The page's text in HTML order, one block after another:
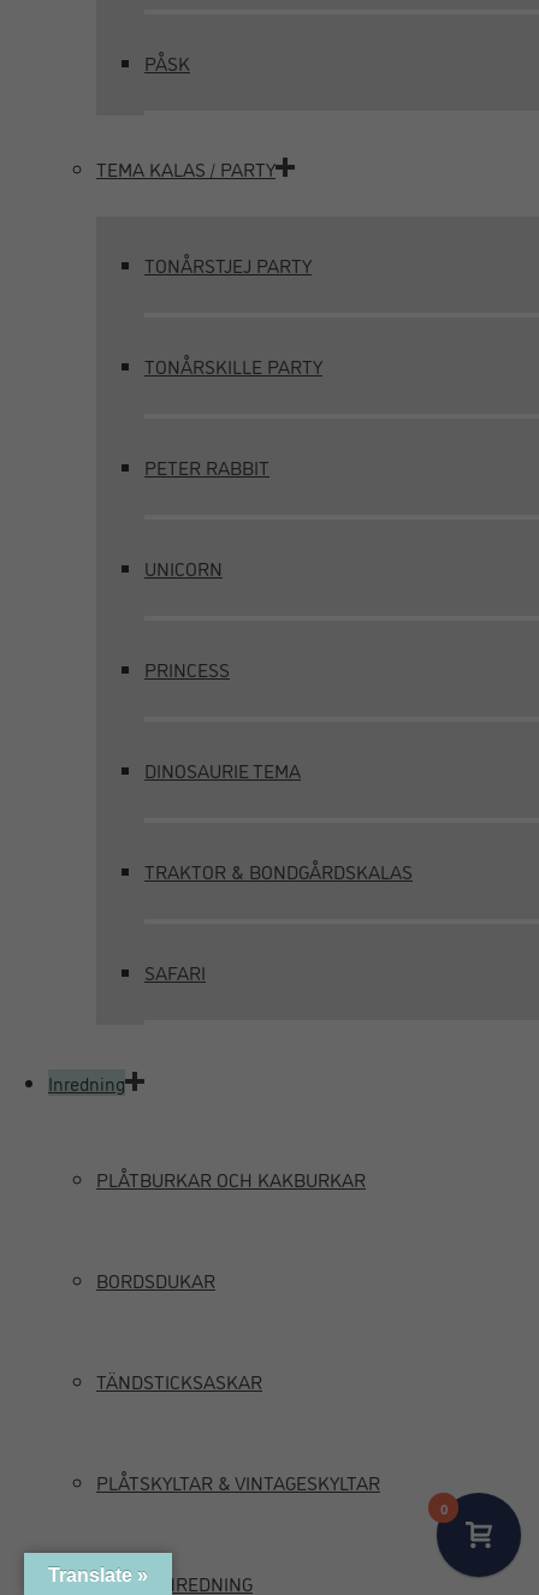
PÅSK
TEMA KALAS / PARTY
TONÅRSTJEJ PARTY
TONÅRSKILLE PARTY
PETER RABBIT
UNICORN
PRINCESS
DINOSAURIE TEMA
TRAKTOR & BONDGÅRDSKALAS
SAFARI
Inredning
PLÅTBURKAR OCH KAKBURKAR
BORDSDUKAR
TÄNDSTICKSASKAR
PLÅTSKYLTAR & VINTAGESKYLTAR
MARIN INREDNING
0
Translate »